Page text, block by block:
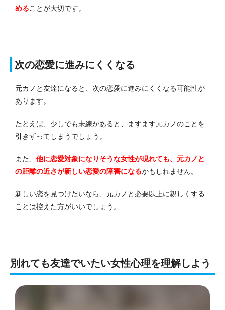
めることが大切です。
次の恋愛に進みにくくなる
元カノと友達になると、次の恋愛に進みにくくなる可能性が
あります。
たとえば、少しでも未練があると、ますます元カノのことを
引きずってしまうでしょう。
また、 他に恋愛対象になりそうな女性が現れても、元カノと
の距離の近さが新しい恋愛の障害になるかもしれません。
新しい恋を見つけたいなら、元カノと必要以上に親しくする
ことは控えた方がいいでしょう。
別れても友達でいたい女性心理を理解しよう